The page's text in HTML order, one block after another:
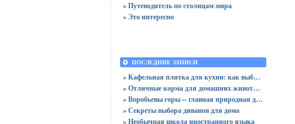
» Путеводитель по столицам мира
» Это интересно
ПОСЛЕДНИЕ ЗАПИСИ
» Кафельная плитка для кухни: как выбрать практичную отделку
» Отличные корма для домашних животных
» Воробьевы горы -- главная природная достопримечательность Москвы
» Секреты выбора диванов для дома
» Необычная школа иностранного языка